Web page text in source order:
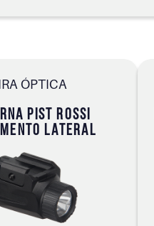
ÓPTICA
PIST ROSSI
LATERAL